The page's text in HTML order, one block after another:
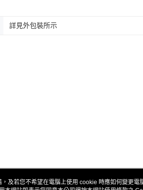
詳見外包裝所示
及若您不希望在電腦上使用 cookie 時應如何變更電